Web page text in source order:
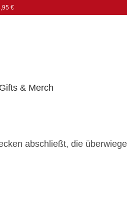
€
Gifts & Merch
abschließt, die